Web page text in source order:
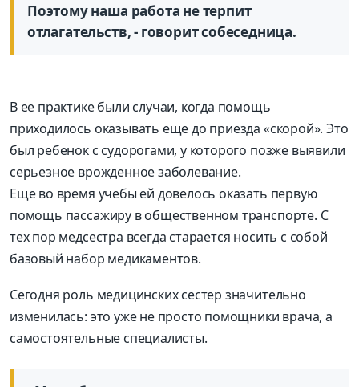
Поэтому наша работа не терпит
отлагательств, - говорит собеседница.
В ее практике были случаи, когда помощь
приходилось оказывать еще до приезда «скорой». Это
был ребенок с судорогами, у которого позже выявили
серьезное врожденное заболевание.
Еще во время учебы ей довелось оказать первую
помощь пассажиру в общественном транспорте. С
тех пор медсестра всегда старается носить с собой
базовый набор медикаментов.
Сегодня роль медицинских сестер значительно
изменилась: это уже не просто помощники врача, а
самостоятельные специалисты.